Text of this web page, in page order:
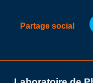
Partage social